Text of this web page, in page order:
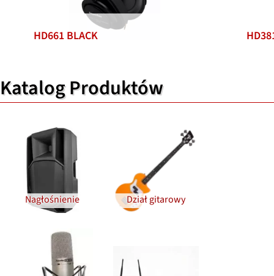
HD661 BLACK
Katalog Produktów
Nagłośnienie Dział gitarowy